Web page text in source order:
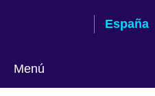
España
Menú